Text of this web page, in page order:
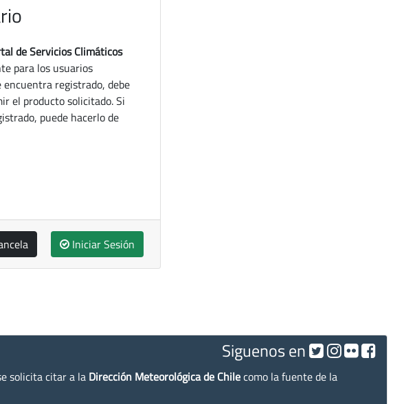
de Servicios Climáticos
para los usuarios
encuentra registrado, debe
el producto solicitado. Si
puede hacerlo de
Iniciar Sesión
Siguenos en
solicita citar a la Dirección Meteorológica de Chilecomo la fuente de la